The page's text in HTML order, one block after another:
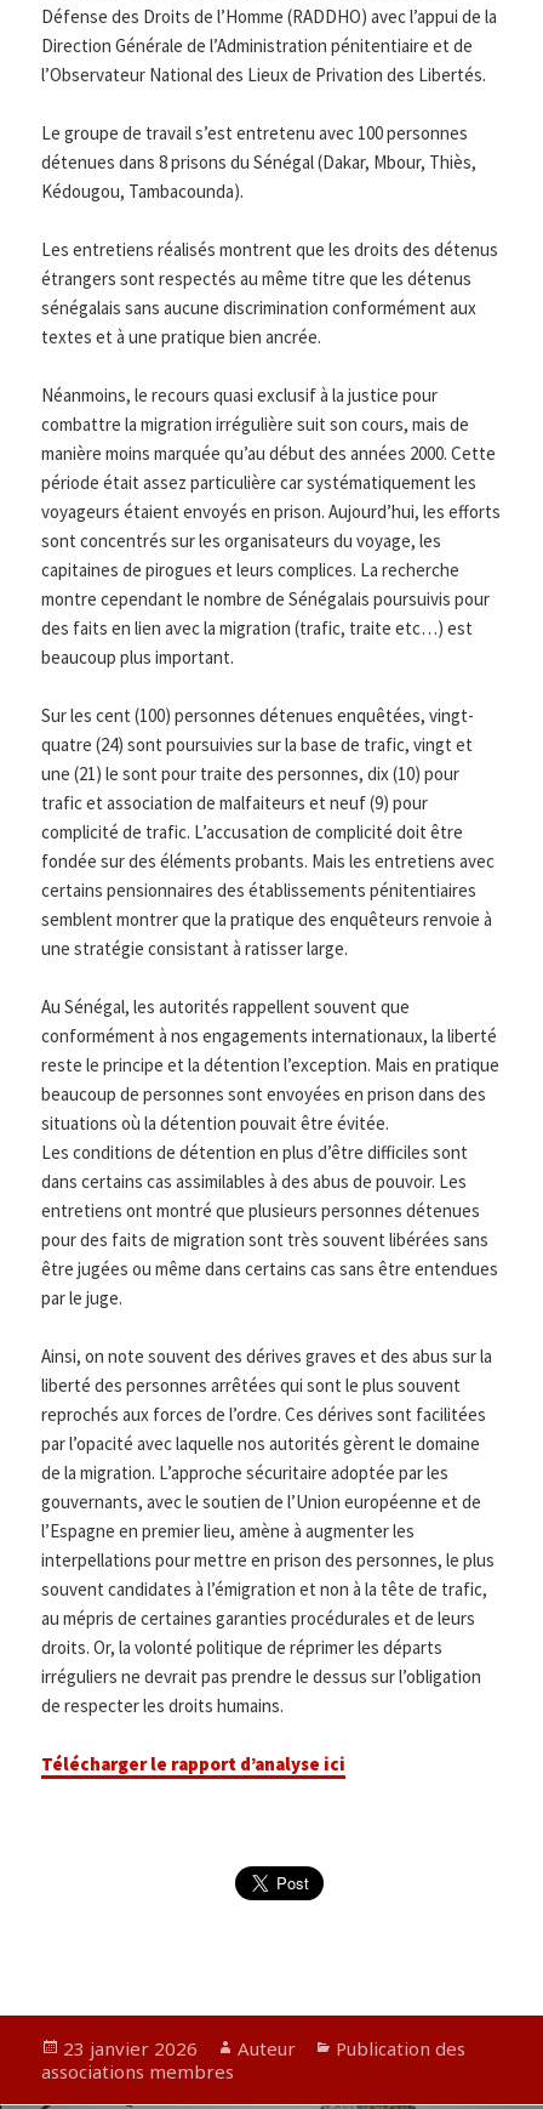
Défense des Droits de l’Homme (RADDHO) avec l’appui de la
Direction Générale de l’Administration pénitentiaire et de
l’Observateur National des Lieux de Privation des Libertés.
Le groupe de travail s’est entretenu avec 100 personnes
détenues dans 8 prisons du Sénégal (Dakar, Mbour, Thiès,
Kédougou, Tambacounda).
Les entretiens réalisés montrent que les droits des détenus
étrangers sont respectés au même titre que les détenus
sénégalais sans aucune discrimination conformément aux
textes et à une pratique bien ancrée.
Néanmoins, le recours quasi exclusif à la justice pour
combattre la migration irrégulière suit son cours, mais de
manière moins marquée qu’au début des années 2000. Cette
période était assez particulière car systématiquement les
voyageurs étaient envoyés en prison. Aujourd’hui, les efforts
sont concentrés sur les organisateurs du voyage, les
capitaines de pirogues et leurs complices. La recherche
montre cependant le nombre de Sénégalais poursuivis pour
des faits en lien avec la migration (trafic, traite etc…) est
beaucoup plus important.
Sur les cent (100) personnes détenues enquêtées, vingt-
quatre (24) sont poursuivies sur la base de trafic, vingt et
une (21) le sont pour traite des personnes, dix (10) pour
trafic et association de malfaiteurs et neuf (9) pour
complicité de trafic. L’accusation de complicité doit être
fondée sur des éléments probants. Mais les entretiens avec
certains pensionnaires des établissements pénitentiaires
semblent montrer que la pratique des enquêteurs renvoie à
une stratégie consistant à ratisser large.
Au Sénégal, les autorités rappellent souvent que
conformément à nos engagements internationaux, la liberté
reste le principe et la détention l’exception. Mais en pratique
beaucoup de personnes sont envoyées en prison dans des
situations où la détention pouvait être évitée.
Les conditions de détention en plus d’être difficiles sont
dans certains cas assimilables à des abus de pouvoir. Les
entretiens ont montré que plusieurs personnes détenues
pour des faits de migration sont très souvent libérées sans
être jugées ou même dans certains cas sans être entendues
par le juge.
Ainsi, on note souvent des dérives graves et des abus sur la
liberté des personnes arrêtées qui sont le plus souvent
reprochés aux forces de l’ordre. Ces dérives sont facilitées
par l’opacité avec laquelle nos autorités gèrent le domaine
de la migration. L’approche sécuritaire adoptée par les
gouvernants, avec le soutien de l’Union européenne et de
l’Espagne en premier lieu, amène à augmenter les
interpellations pour mettre en prison des personnes, le plus
souvent candidates à l’émigration et non à la tête de trafic,
au mépris de certaines garanties procédurales et de leurs
droits. Or, la volonté politique de réprimer les départs
irréguliers ne devrait pas prendre le dessus sur l’obligation
de respecter les droits humains.
Télécharger le rapport d’analyse ici
Publié
le
23 janvier 2026 Auteur
Auteur Catégories
Publication des
associations membres